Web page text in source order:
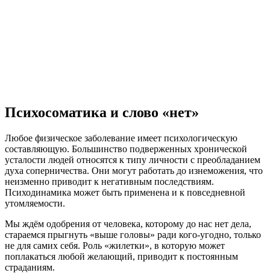
Психосоматика и слово «нет»
Любое физическое заболевание имеет психологическую
составляющую. Большинство подверженных хронической
усталости людей относятся к типу личности с преобладанием
духа соперничества. Они могут работать до изнеможения, что
неизменно приводит к негативным последствиям.
Психодинамика может быть применена и к повседневной
утомляемости.
Мы ждём одобрения от человека, которому до нас нет дела,
стараемся прыгнуть «выше головы» ради кого-угодно, только
не для самих себя. Роль «жилетки», в которую может
поплакаться любой желающий, приводит к постоянным
страданиям.